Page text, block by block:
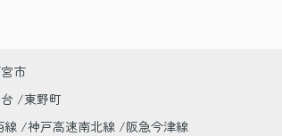
市
東野町
線 神戸高速南北線
阪急今津線